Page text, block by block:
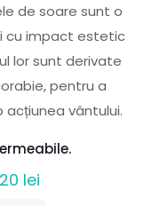
de soare sunt o
cu impact estetic
lor sunt derivate
pentru a
acțiunea vântului.
leiInterval